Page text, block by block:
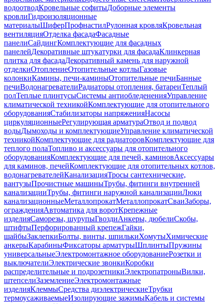
водоотводКровельные софитыДоборные элементы
кровлиГидроизоляционные
материалыШиферПрофнастилРулонная кровляКровельная
вентиляцияОтделка фасадаФасадные
панелиСайдингКомплектующие для фасадных
панелейДекоративные штукатурки для фасадаКлинкерная
плитка для фасадаДекоративный камень для наружной
отделкиОтоплениеОтопительные котлыГазовые
колонкиКамины, печи-каминыОтопительные печиБанные
печиВодонагревателиРадиаторы отопления, батареиТеплый
полТеплые плинтусыСистемы антиобледененияУправление
климатической техникойКомплектующие для отопительного
оборудованияСтабилизаторы напряженияНасосы
циркуляционныеРегулирующая арматураОтвод и подвод
водыДымоходы и комплектующиеУправление климатической
техникойКомплектующие для радиаторовКомплектующие для
теплого полаТопливо и аксессуары для отопительного
оборудованияКомплектующие для печей, каминовАксессуары
для каминов, печейКомплектующие для отопительных котлов,
водонагревателейКанализацияТросы сантехнические,
вантузыПрочистные машиныТрубы, фитинги внутренней
канализацииТрубы, фитинги наружной канализацииЛюки
канализационныеМеталлопрокатМеталлопрокатСваиЗаборы,
огражденияАвтоматика для воротКрепежные
изделияСаморезы, шурупыГвоздиАнкеры, дюбелиСкобы,
штифтыПерфорированный крепежГайки,
шайбыЗаклепкиБолты, винты, шпилькиХомутыХимические
анкерыКарабиныФиксаторы арматурыШплинтыПружины
универсальныеЭлектромонтажное оборудованиеРозетки и
выключателиЭлектрические звонкиКоробки
распределительные и подрозетникиЭлектропатроныВилки,
штепселиЗаземлениеЭлектромонтажные
изделияКлеммыСредства диэлектрическиеТрубки
термоусаживаемыеИзолирующие зажимыКабель и системы